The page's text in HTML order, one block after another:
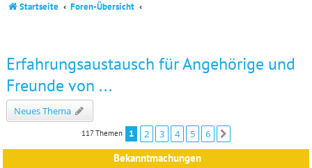
Startseite Foren-Übersicht
Erfahrungsaustausch für Angehörige und
Freunde von ...
Neues Thema
117 Themen 1 2 3 4 5 6
Bekanntmachungen